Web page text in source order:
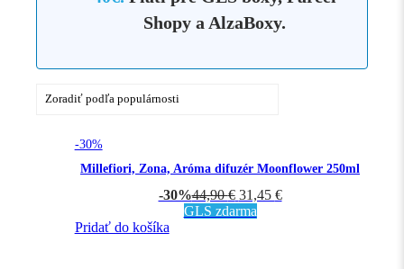
Shopy a AlzaBoxy.
-30%
Millefiori, Zona, Aróma difuzér Moonflower 250ml
-30%44,90€ 31,45 €
GLS zdarma
Pridať do košíka